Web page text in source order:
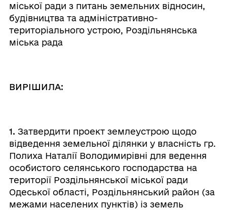
міської ради з питань земельних відносин,
будівництва та адміністративно-
територіального устрою, Роздільнянська
міська рада
ВИРІШИЛА:
1. Затвердити проект землеустрою щодо
відведення земельної ділянки у власність гр.
Полиха Наталії Володимирівні для ведення
особистого селянського господарства на
території Роздільнянської міської ради
Одеської області, Роздільнянський район (за
межами населених пунктів) із земель